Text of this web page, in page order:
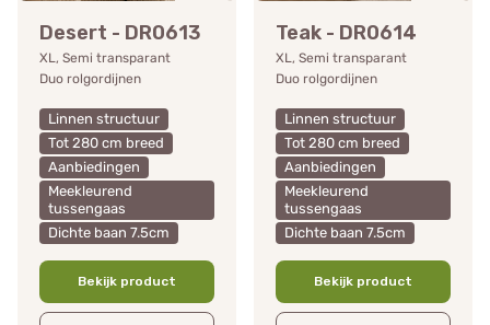
Desert - DR0613
XL, Semi transparant
Duo rolgordijnen
Linnen structuur
Tot 280 cm breed
Aanbiedingen
Meekleurend
tussengaas
Dichte baan 7.5cm
Bekijk product
Teak - DR0614
XL, Semi transparant
Duo rolgordijnen
Linnen structuur
Tot 280 cm breed
Aanbiedingen
Meekleurend
tussengaas
Dichte baan 7.5cm
Bekijk product